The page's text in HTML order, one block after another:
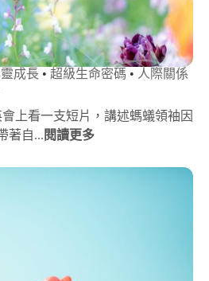
成長 • 超級生命密碼 • 人際關係
上看一支短片，講述螞蟻領袖因
著自... 閱讀更多